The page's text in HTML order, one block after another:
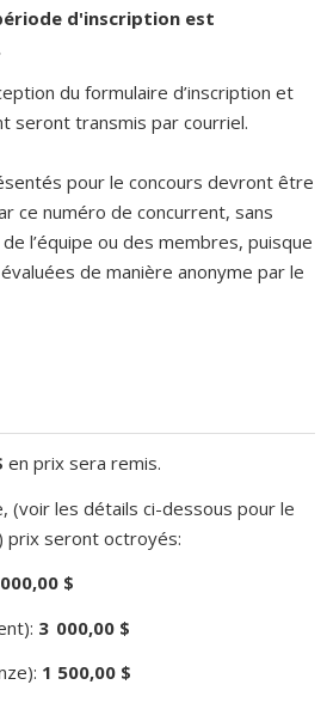
d'inscription est
du formulaire d’inscription et
seront transmis par courriel.
pour le concours devront être
ce numéro de concurrent, sans
l’équipe ou des membres, puisque
de manière anonyme par le
en prix sera remis.
(voir les détails ci-dessous pour le
prix seront octroyés:
$
3 000,00 $
1 500,00 $